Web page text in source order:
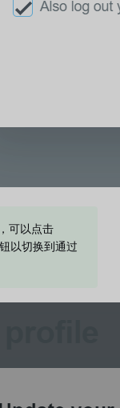
可以点击
以切换到通过